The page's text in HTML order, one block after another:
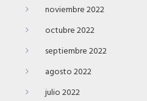
noviembre 2022
octubre 2022
septiembre 2022
agosto 2022
julio 2022